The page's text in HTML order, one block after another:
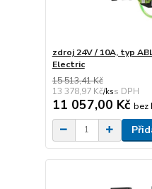
zdroj 24V / 10A, typ
Electric
15 513,41 Kč
13 378,97 Kč/ks
11 057,00 Kč bez